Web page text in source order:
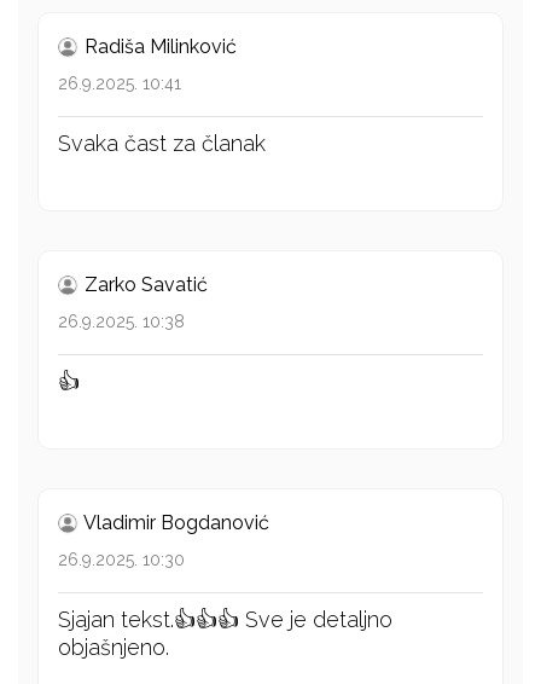
Radiša Milinković
26.9.2025. 10:41
Svaka čast za članak
Zarko Savatić
26.9.2025. 10:38
👍
Vladimir Bogdanović
26.9.2025. 10:30
Sjajan tekst.👍👍👍 Sve je detaljno
objašnjeno.